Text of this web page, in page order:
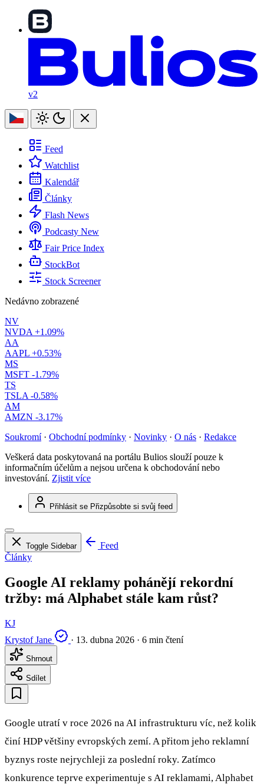
v2
Feed
Watchlist
Kalendář
Články
Flash News
Podcasty New
Fair Price Index
StockBot
Stock Screener
Nedávno zobrazené
NV
NVDA +1.09%
AA
AAPL +0.53%
MS
MSFT -1.79%
TS
TSLA -0.58%
AM
AMZN -3.17%
Soukromí · Obchodní podmínky · Novinky · O nás · Redakce
Veškerá data poskytovaná na portálu Bulios slouží pouze k
informačním účelům a nejsou určena k obchodování nebo
investování. Zjistit více
Přihlásit se Přizpůsobte si svůj feed
Toggle Sidebar
Feed
Články
Google AI reklamy pohánějí rekordní
tržby: má Alphabet stále kam růst?
KJ
Krystof Jane
· 13. dubna 2026 · 6 min čtení
Shrnout
Sdílet
Google utratí v roce 2026 na AI infrastrukturu víc, než kolik
činí HDP většiny evropských zemí. A přitom jeho reklamní
byznys roste nejrychleji za poslední roky. Zatímco
konkurence teprve experimentuje s AI reklamami, Alphabet